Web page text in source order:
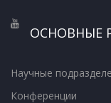
ОСНОВНЫЕ
Научные
Конференции